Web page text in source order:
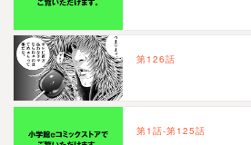
第126話
第1話-第125話